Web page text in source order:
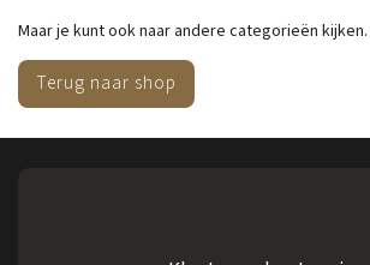
Maar je kunt ook naar andere categorieën kijken.
Terug naar shop